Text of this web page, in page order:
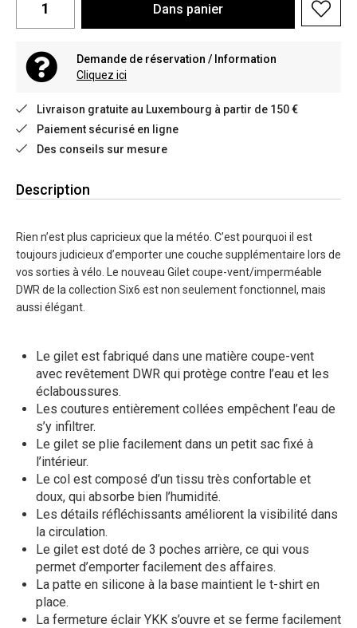
Dans panier
Demande de réservation / Information
Cliquez ici
Livraison gratuite au Luxembourg à partir de 150 €
Paiement sécurisé en ligne
Des conseils sur mesure
Description
Rien n’est plus capricieux que la météo. C’est pourquoi il est
toujours judicieux d’emporter une couche supplémentaire lors de
vos sorties à vélo. Le nouveau Gilet coupe-vent/imperméable
DWR de la collection Six6 est non seulement fonctionnel, mais
aussi élégant.
Le gilet est fabriqué dans une matière coupe-vent
avec revêtement DWR qui protège contre l’eau et les
éclaboussures.
Les coutures entièrement collées empêchent l’eau de
s’y infiltrer.
Le gilet se plie facilement dans un petit sac fixé à
l’intérieur.
Le col est composé d’un tissu très confortable et
doux, qui absorbe bien l’humidité.
Les détails réfléchissants améliorent la visibilité dans
la circulation.
Le gilet est doté de 3 poches arrière, ce qui vous
permet d’emporter facilement des affaires.
La patte en silicone à la base maintient le t-shirt en
place.
La fermeture éclair YKK s’ouvre et se ferme facilement